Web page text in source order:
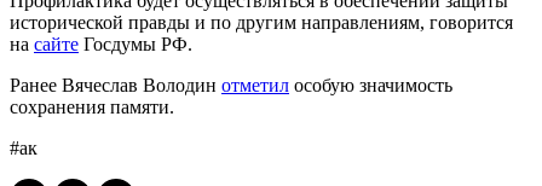
исторической правды и по другим направлениям, говорится
на сайте Госдумы РФ.
Ранее Вячеслав Володин отметил особую значимость
сохранения памяти.
#ак